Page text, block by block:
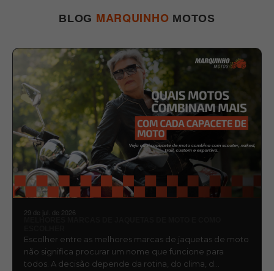
BLOG MARQUINHO MOTOS
29 de jul. de 2026
Escolher entre as melhores marcas de jaquetas de moto
não significa procurar um nome que funcione para
todos. A decisão depende da rotina, do clima, d…